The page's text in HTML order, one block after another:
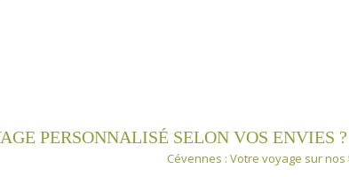
PERSONNALISÉ SELON VOS ENVIES ?
Cévennes : Votre voyage sur